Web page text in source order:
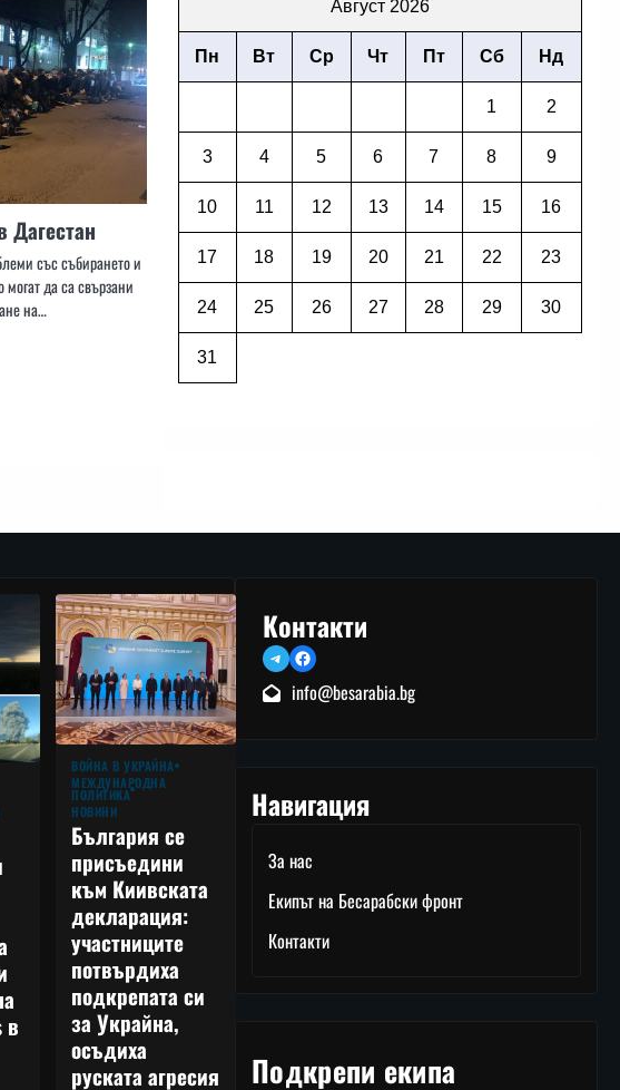
Дагестан
със събирането и
могат да са свързани
на…
Август 2026
Пн Вт Ср Чт Пт Сб Нд
1 2
3 4 5 6 7 8 9
10 11 12 13 14 15 16
17 18 19 20 21 22 23
24 25 26 27 28 29 30
31
в
ВОЙНА В УКРАЙНА
МЕЖДУНАРОДНА
ПОЛИТИКА
НОВИНИ
България се
присъедини
към Киивската
декларация:
участниците
потвърдиха
подкрепата си
за Украйна,
осъдиха
руската агресия
Контакти
TelegramFacebook
info@besarabia.bg
Навигация
За нас
Екипът на Бесарабски фронт
Контакти
Подкрепи екипа